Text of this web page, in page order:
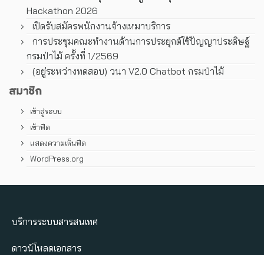
Hackathon 2026
เปิดรับสมัครพนักงานจ้างเหมาบริการ
การประชุมคณะทํางานด้านการประยุกต์ใช้ปัญญาประดิษฐ์
กรมป่าไม้ ครั้งที่ 1/2569
(อยู่ระหว่างทดสอบ) วนา V2.0 Chatbot กรมป่าไม้
สมาชิก
เข้าสู่ระบบ
เข้าฟีด
แสดงความเห็นฟีด
WordPress.org
บริการระบบสารสนเทศ
ดาวน์โหลดเอกสาร